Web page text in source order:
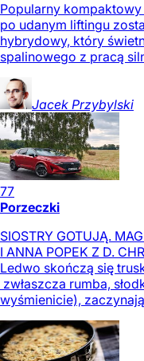
Popularny
po udanym liftingu
hybrydowy, który
spalinowego z pracą
Jacek Przybylski
77
Porzeczki
SIOSTRY GOTUJĄ.
I ANNA POPEK Z D.
Ledwo skończą się
zwłaszcza rumba,
wyśmienicie),